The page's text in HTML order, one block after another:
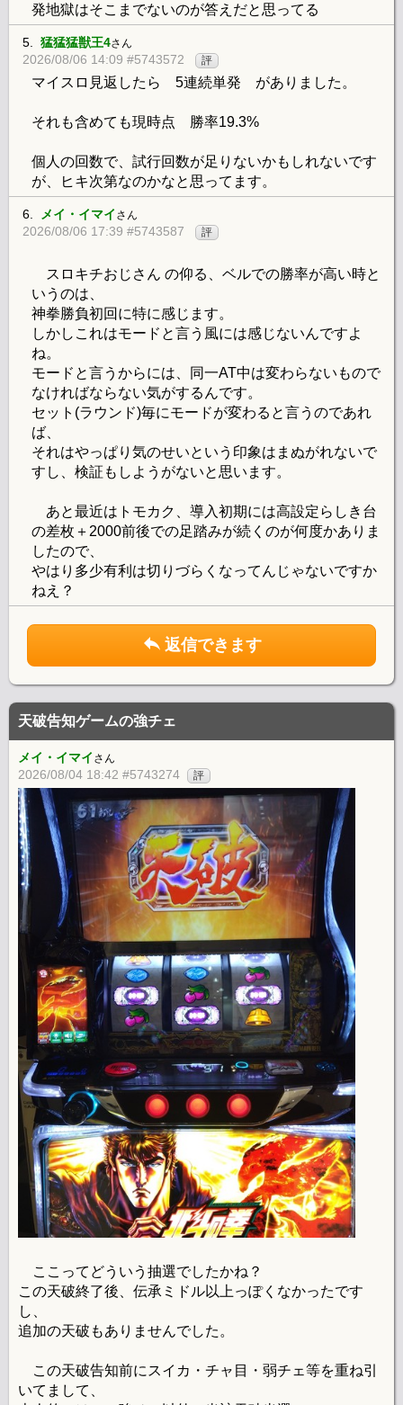
発地獄はそこまでないのが答えだと思ってる
5. 猛猛猛獣王4さん
2026/08/06 14:09 #5743572 評
マイスロ見返したら 5連続単発 がありました。
それも含めても現時点 勝率19.3%
個人の回数で、試行回数が足りないかもしれないです
が、ヒキ次第なのかなと思ってます。
6. メイ・イマイ さん
2026/08/06 17:39 #5743587 評
スロキチおじさん の仰る、ベルでの勝率が高い時と
いうのは、
神拳勝負初回に特に感じます。
しかしこれはモードと言う風には感じないんですよ
ね。
モードと言うからには、同一AT中は変わらないもので
なければならない気がするんです。
セット(ラウンド)毎にモードが変わると言うのであれ
ば、
それはやっぱり気のせいという印象はまぬがれないで
すし、検証もしようがないと思います。
あと最近はトモカク、導入初期には高設定らしき台
の差枚＋2000前後での足踏みが続くのが何度かありま
したので、
やはり多少有利は切りづらくなってんじゃないですか
ねえ？
返信できます
天破告知ゲームの強チェ
メイ・イマイ さん
2026/08/04 18:42 #5743274 評
ここってどういう抽選でしたかね？
この天破終了後、伝承ミドル以上っぽくなかったです
し、
追加の天破もありませんでした。
この天破告知前にスイカ・チャ目・弱チェ等を重ね引
いてまして、